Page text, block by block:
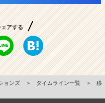
アする
ョンズ ＞ タイムライン一覧 ＞
移